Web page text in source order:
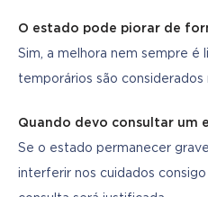
O estado pode piorar de
Sim, a melhora nem sempre é
temporários são considerados
Quando devo consultar um
Se o estado permanecer
interferir nos cuidados